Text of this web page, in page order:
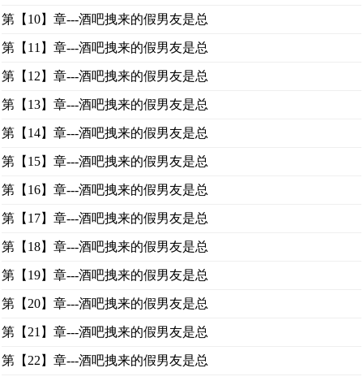
第【10】章---酒吧拽来的假男友是总
第【11】章---酒吧拽来的假男友是总
第【12】章---酒吧拽来的假男友是总
第【13】章---酒吧拽来的假男友是总
第【14】章---酒吧拽来的假男友是总
第【15】章---酒吧拽来的假男友是总
第【16】章---酒吧拽来的假男友是总
第【17】章---酒吧拽来的假男友是总
第【18】章---酒吧拽来的假男友是总
第【19】章---酒吧拽来的假男友是总
第【20】章---酒吧拽来的假男友是总
第【21】章---酒吧拽来的假男友是总
第【22】章---酒吧拽来的假男友是总